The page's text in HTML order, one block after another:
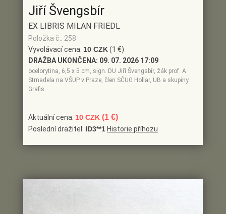
Jiří Švengsbír
EX LIBRIS MILAN FRIEDL
Položka č.: 258
Vyvolávací cena: 10 CZK(1 €)
DRAŽBA UKONČENA: 09. 07. 2026 17:09
ocelorytina, 6,5 x 5 cm, sign. DU Jiří Švengsbír, žák prof. A.
Strnadela na VŠUP v Praze, člen SČUG Hollar, UB a skupiny
Grafis
Aktuální cena: 10 CZK (1 €)
Poslední dražitel: ID3**1Historie příhozu